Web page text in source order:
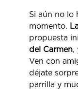
Si aún no lo
momento.
propuesta
del Carmen,
Ven con
déjate
parrilla y